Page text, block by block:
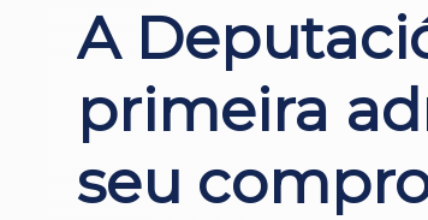
A
primeira
seu